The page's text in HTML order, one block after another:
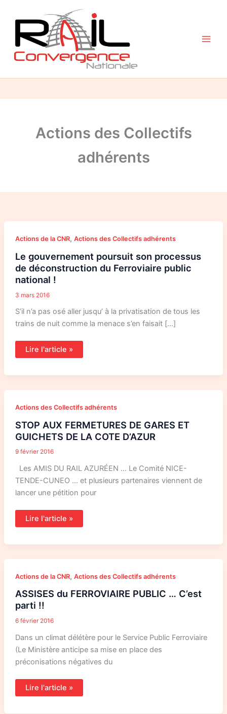
contenu
Actions des Collectifs
adhérents
Actions de la CNR, Actions des Collectifs adhérents
Le gouvernement poursuit son processus
de déconstruction du Ferroviaire public
national !
3 mars 2016
S’il n’a pas osé aller jusqu’ à la privatisation de tous les
trains de nuit comme la menace s’en faisait […]
Le
gouvernement
son
processus
de
déconstruction
du
Ferroviaire
public
national
Lire l'article »
Actions des Collectifs adhérents
STOP AUX FERMETURES DE GARES ET
GUICHETS DE LA COTE D’AZUR
9 février 2016
Les AMIS DU RAIL AZURÉEN … Le Comité NICE-
TENDE-CUNEO … et plusieurs partenaires viennent de
lancer une pétition pour
STOP
AUX
DE
GARES
ET
GUICHETS
DE
COTE
Lire l'article »
Actions de la CNR, Actions des Collectifs adhérents
ASSISES du FERROVIAIRE PUBLIC … C’est
parti !!
6 février 2016
Dans un climat délétère pour le Service Public Ferroviaire
(Le Ministère anticipe sa mise en place des
préconisations négatives du
ASSISES
du
PUBLIC
…
C’est
parti
!!
Lire l'article »